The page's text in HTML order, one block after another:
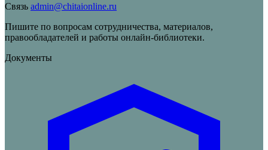
Связь admin@chitaionline.ru
Пишите по вопросам сотрудничества, материалов,
правообладателей и работы онлайн-библиотеки.
Документы